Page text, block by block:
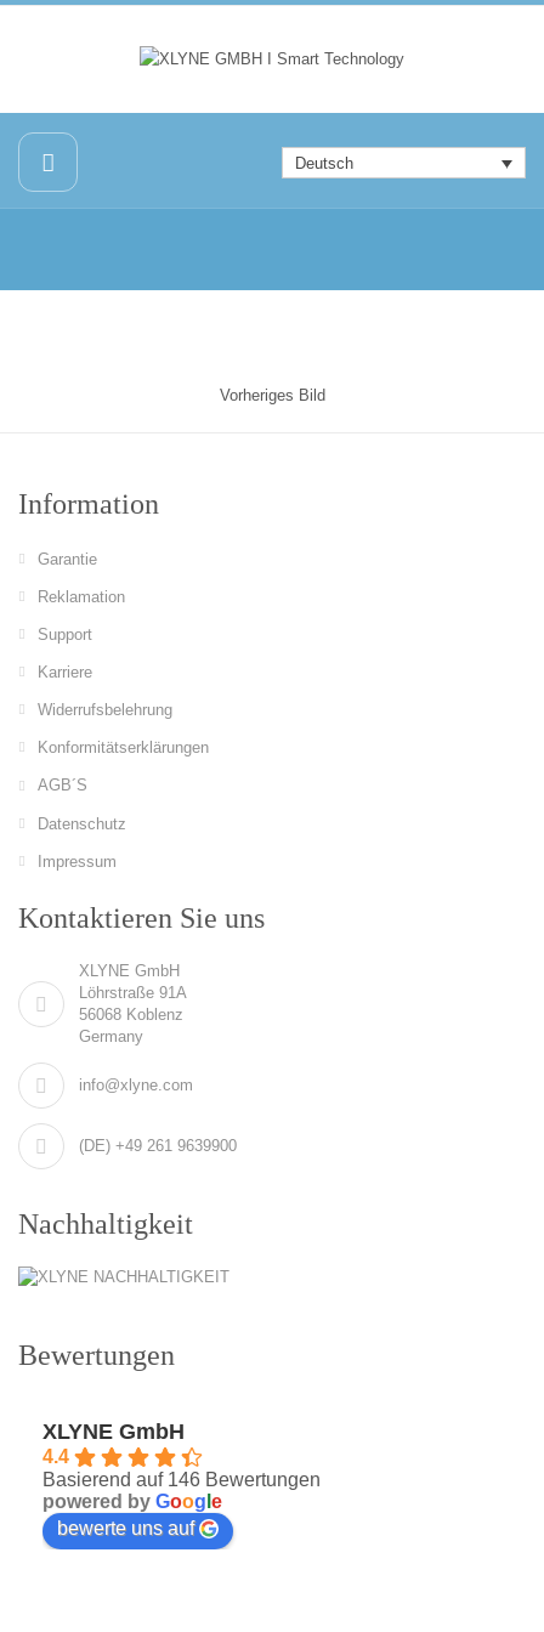
Deutsch
Vorheriges Bild
Information
Garantie
Reklamation
Support
Karriere
Widerrufsbelehrung
Konformitätserklärungen
AGB´S
Datenschutz
Impressum
Kontaktieren Sie uns
XLYNE GmbH
Löhrstraße 91A
56068 Koblenz
Germany
info@xlyne.com
(DE) +49 261 9639900
Nachhaltigkeit
Bewertungen
XLYNE GmbH
4.4
Basierend auf 146 Bewertungen
powered by Goog e
bewerte uns auf